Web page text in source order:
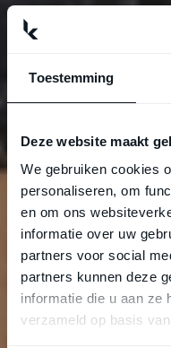
Toestemming
Deze website maakt
We gebruiken cookies
personaliseren, om
en om ons
informatie over uw
partners voor social
partners kunnen deze
informatie die u aan ze
verzameld op basis